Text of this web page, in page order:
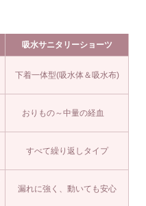
吸水サニタリーショーツ
下着一体型(吸水体＆吸水布)
おりもの～中量の経血
すべて繰り返しタイプ
漏れに強く、動いても安心